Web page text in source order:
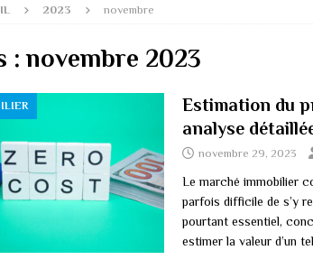
2023 novembre
:novembre 2023
Estimation du
analyse
novembre 29, 2023
Le marché immobilier
parfois difficile de s’y
pourtant essentiel,
estimer la valeur d’un tel